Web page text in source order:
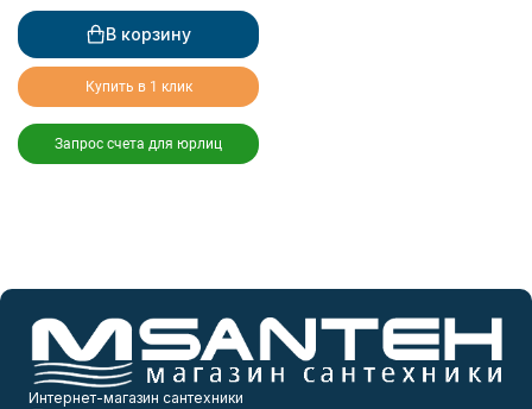
В корзину
Купить в 1 клик
Запрос счета для юрлиц
Интернет-магазин сантехники